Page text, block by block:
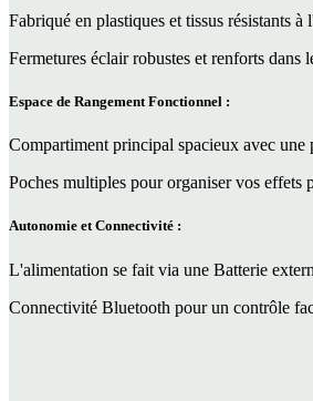
Fabriqué en plastiques et tissus résistants
Fermetures éclair robustes et renforts
Espace de Rangement Fonctionnel :
Compartiment principal spacieux avec
Poches multiples pour organiser vos effets
Autonomie et Connectivité :
L'alimentation se fait via une Batterie
Connectivité Bluetooth pour un contrôle